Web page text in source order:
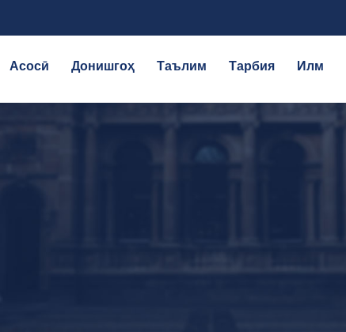
Асосӣ Донишгоҳ Таълим Тарбия Илм